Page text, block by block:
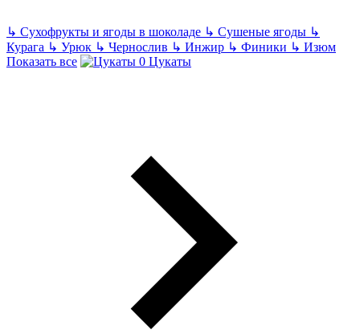
↳ Сухофрукты и ягоды в шоколаде ↳ Сушеные ягоды ↳
Курага ↳ Урюк ↳ Чернослив ↳ Инжир ↳ Финики ↳ Изюм
Показать все
Цукаты